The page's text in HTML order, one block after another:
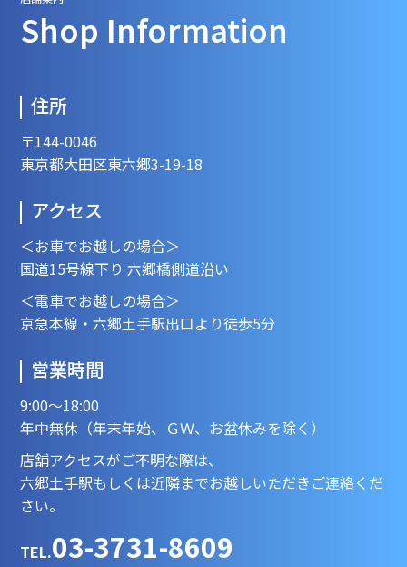
Shop Information
住所
〒144-0046
東京都大田区東六郷3-19-18
アクセス
＜お車でお越しの場合＞
国道15号線下り 六郷橋側道沿い
＜電車でお越しの場合＞
京急本線・六郷土手駅出口より徒歩5分
営業時間
9:00～18:00
年中無休（年末年始、ＧＷ、お盆休みを除く）
店舗アクセスがご不明な際は、
六郷土手駅もしくは近隣までお越しいただきご連絡くだ
さい。
TEL.03-3731-8609